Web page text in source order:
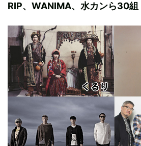
RIP、WANIMA、水カンら30組